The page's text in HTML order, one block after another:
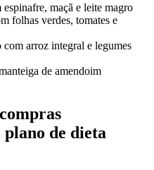
maçã e leite magro
folhas verdes, tomates e
com arroz integral e legumes
de amendoim
de dieta